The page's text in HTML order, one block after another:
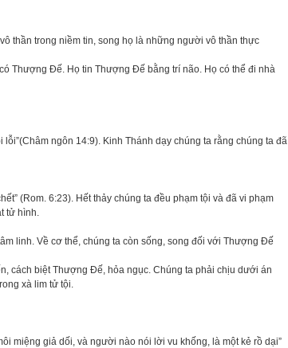
thần trong niềm tin, song họ là những người vô thần thực
Thượng Đế. Họ tin Thượng Đế bằng trí não. Họ có thể đi nhà
ngôn 14:9). Kinh Thánh dạy chúng ta rằng chúng ta đã
(Rom. 6:23). Hết thảy chúng ta đều phạm tội và đã vi phạm
tử hình.
linh. Về cơ thể, chúng ta còn sống, song đối với Thượng Đế
cách biệt Thượng Đế, hỏa ngục. Chúng ta phải chịu dưới án
xà lim tử tội.
miệng giả dối, và người nào nói lời vu khống, là một kẻ rồ dại”